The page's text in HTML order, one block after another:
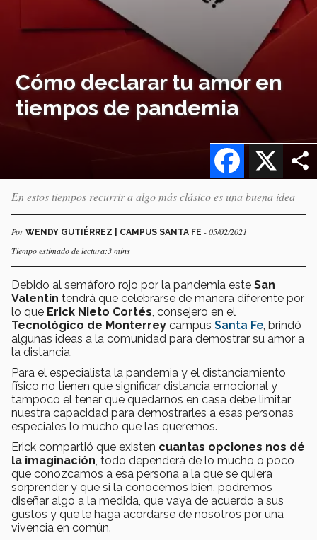
Cómo declarar tu amor en
tiempos de pandemia
X
Facebook
En estos tiempos recurrir a algo más clásico es una buena idea
Por WENDY GUTIÉRREZ | CAMPUS SANTA FE - 05/02/2021
Tiempo estimado de lectura:3 mins
Debido al semáforo rojo por la pandemia este San
Valentín tendrá que celebrarse de manera diferente por
lo que Erick Nieto Cortés , consejero en el
Tecnológico de Monterrey campus Santa Fe , brindó
algunas ideas a la comunidad para demostrar su amor a
la distancia.
Para el especialista la pandemia y el distanciamiento
físico no tienen que significar distancia emocional y
tampoco el tener que quedarnos en casa debe limitar
nuestra capacidad para demostrarles a esas personas
especiales lo mucho que las queremos.
Erick compartió que existen cuantas opciones nos dé
la imaginación , todo dependerá de lo mucho o poco
que conozcamos a esa persona a la que se quiera
sorprender y que si la conocemos bien, podremos
diseñar algo a la medida, que vaya de acuerdo a sus
gustos y que le haga acordarse de nosotros por una
vivencia en común.